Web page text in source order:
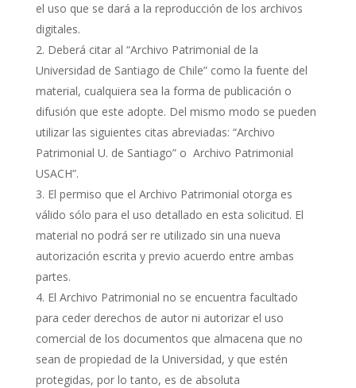
el uso que se dará a la reproducción de los archivos
digitales.
Deberá citar al “Archivo Patrimonial de la
Universidad de Santiago de Chile” como la fuente del
material, cualquiera sea la forma de publicación o
difusión que este adopte. Del mismo modo se pueden
utilizar las siguientes citas abreviadas: “Archivo
Patrimonial U. de Santiago” o Archivo Patrimonial
USACH”.
El permiso que el Archivo Patrimonial otorga es
válido sólo para el uso detallado en esta solicitud. El
material no podrá ser re utilizado sin una nueva
autorización escrita y previo acuerdo entre ambas
partes.
El Archivo Patrimonial no se encuentra facultado
para ceder derechos de autor ni autorizar el uso
comercial de los documentos que almacena que no
sean de propiedad de la Universidad, y que estén
protegidas, por lo tanto, es de absoluta